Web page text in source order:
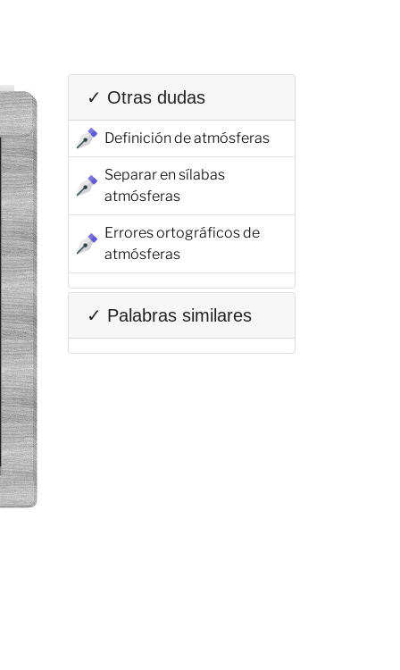
✓ Otras dudas
Definición de atmósferas
Separar en sílabas
atmósferas
Errores ortográficos de
atmósferas
✓ Palabras similares